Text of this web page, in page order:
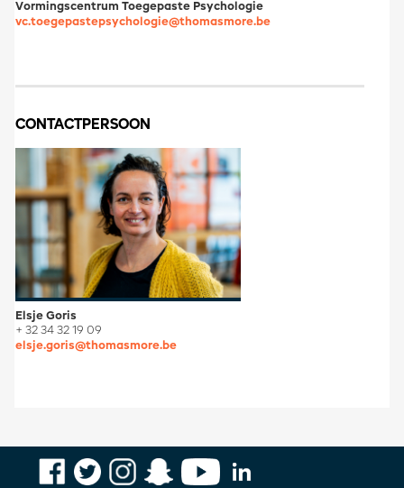
Vormingscentrum Toegepaste Psychologie
vc.toegepastepsychologie@thomasmore.be
CONTACTPERSOON
Elsje Goris
+ 32 34 32 19 09
elsje.goris@thomasmore.be